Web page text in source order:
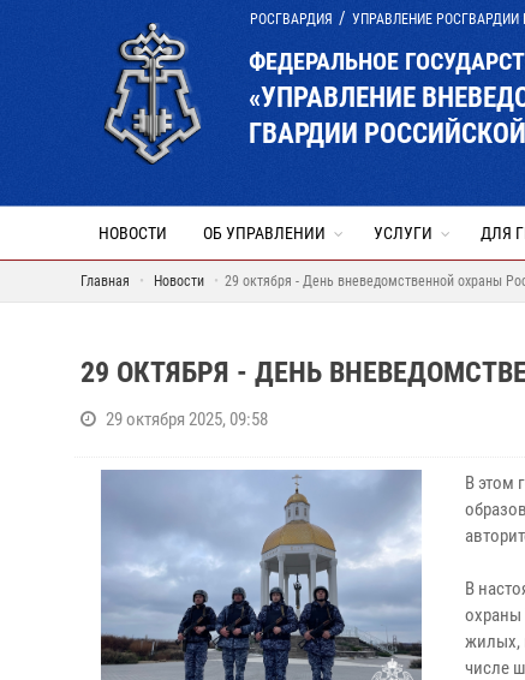
РОСГВАРДИЯ УПРАВЛЕНИЕ
ФЕДЕРАЛЬНОЕ
«УПРАВЛЕНИЕ
ГВАРДИИ
НОВОСТИ ОБ УПРАВЛЕНИИ УСЛУГИ ДЛЯ
Главная Новости 29 октября - День вневедомственной охраны
29 ОКТЯБРЯ - ДЕНЬ
29 октября 2025, 09:58
В этом
В
охраны
жилых,
числе